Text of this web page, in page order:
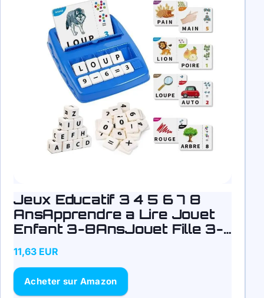
Jeux Educatif 3 4 5 6 7 8
AnsApprendre a Lire Jouet
Enfant 3-8AnsJouet Fille 3-
AnsApprendre a Lire Jeu
11,63 EUR
Acheter sur Amazon